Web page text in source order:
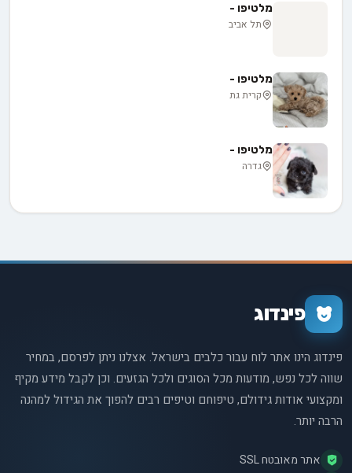
מלטיפו -
תל אביב
מלטיפו -
קרית גת
מלטיפו -
גדרה
פינדוג
פינדוג הינו אתר לוח עבור כלבים בישראל. אצלנו ניתן לפרסם, במחיר
שווה לכל נפש, מודעות מכל הסוגים ולכל הגזעים. וכן לקבל מידע מקיף
ומקצועי אודות גידולם, טיפוחם וטיפים רבים להפוך את הגידול למהנה
הרבה יותר.
אתר מאובטח SSL